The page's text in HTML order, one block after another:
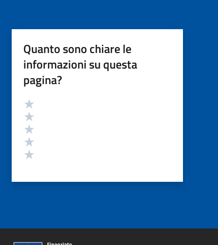
Quanto sono chiare le
informazioni su questa
pagina?
Valutazione